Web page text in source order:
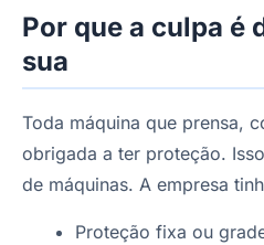
Por que a culpa é
sua
Toda máquina que prensa,
obrigada a ter proteção.
de máquinas. A empresa
Proteção fixa ou